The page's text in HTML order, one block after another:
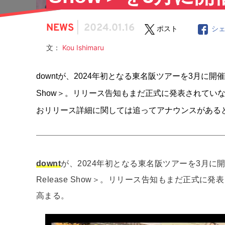
NEWS 2024.01.16 ポスト シ
文： Kou Ishimaru
downtが、2024年初となる東名阪ツアーを3月に開
Show＞。リリース告知もまだ正式に発表されてい
おリリース詳細に関しては追ってアナウンスがある
downtが、2024年初となる東名阪ツアーを3月に
Release Show＞。リリース告知もまだ正式に発
高まる。